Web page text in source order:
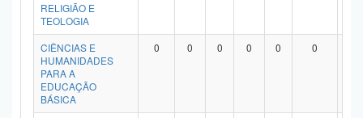
RELIGIÃO E
TEOLOGIA
CIÊNCIAS E
HUMANIDADES
PARA A
EDUCAÇÃO
BÁSICA
0 0 0 0 0 0